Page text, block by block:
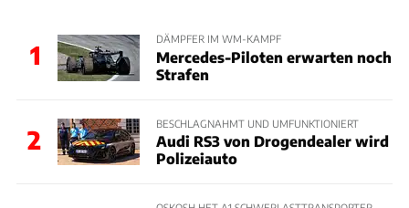
1
DÄMPFER IM WM-KAMPF
Mercedes-Piloten erwarten noch
Strafen
2
BESCHLAGNAHMT UND UMFUNKTIONIERT
Audi RS3 von Drogendealer wird
Polizeiauto